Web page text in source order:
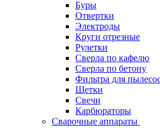
Буры
Отвертки
Электроды
Круги отрезные
Рулетки
Сверла по кафелю
Сверла по бетону
Фильтра для
Щетки
Свечи
Карбюраторы
Сварочные аппараты